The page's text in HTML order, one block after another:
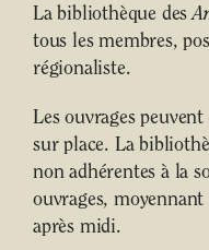
La bibliothèque des
tous les membres,
régionaliste.
Les ouvrages
sur place. La
non adhérentes à la
ouvrages,
après midi.